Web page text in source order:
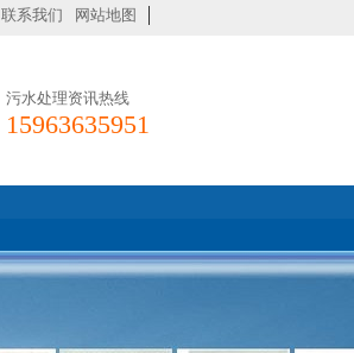
联系我们 网站地图
污水处理资讯热线
15963635951